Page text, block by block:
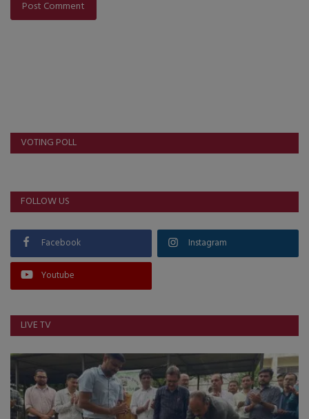
Post Comment
VOTING POLL
FOLLOW US
Facebook Instagram
Youtube
LIVE TV